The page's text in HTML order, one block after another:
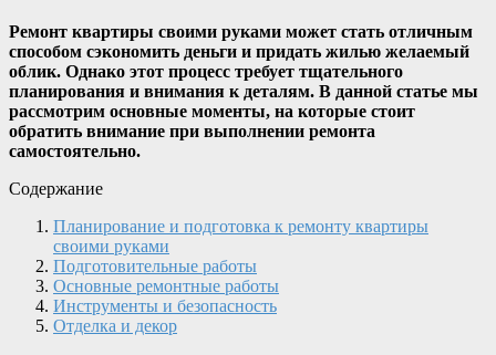
Ремонт квартиры своими руками может стать отличным
способом сэкономить деньги и придать жилью желаемый
облик. Однако этот процесс требует тщательного
планирования и внимания к деталям. В данной статье мы
рассмотрим основные моменты, на которые стоит
обратить внимание при выполнении ремонта
самостоятельно.
Содержание
Планирование и подготовка к ремонту квартиры
своими руками
Подготовительные работы
Основные ремонтные работы
Инструменты и безопасность
Отделка и декор